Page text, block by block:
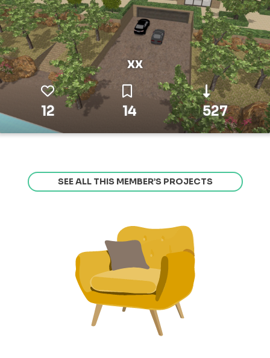
xx
12 14 527
SEE ALL THIS MEMBER’S PROJECTS